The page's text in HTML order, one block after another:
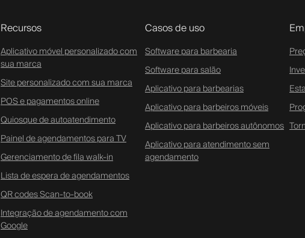
Recursos
Aplicativo móvel personalizado com
sua marca
Site personalizado com sua marca
POS e pagamentos online
Quiosque de autoatendimento
Painel de agendamentos para TV
Gerenciamento de fila walk-in
Lista de espera de agendamentos
QR codes Scan-to-book
Integração de agendamento com
Google
Casos de uso
Software para barbearia
Software para salão
Aplicativo para barbearias
Aplicativo para barbeiros móveis
Aplicativo para barbeiros autônomos
Aplicativo para atendimento sem
agendamento